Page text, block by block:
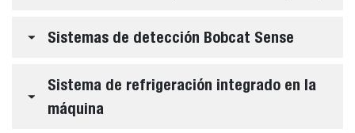
Sistemas de detección Bobcat Sense
Sistema de refrigeración integrado en la
máquina